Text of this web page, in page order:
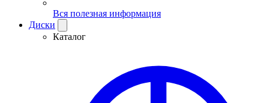
Вся полезная информация
Диски
Каталог